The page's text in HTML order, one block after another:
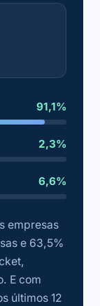
91,1%
2,3%
6,6%
empresas
e 63,5%
E com
últimos 12